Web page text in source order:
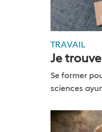
TRAVAIL
Je
Se former
sciences